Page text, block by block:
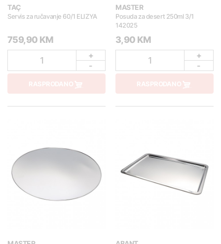
TAÇ
Servis za ručavanje 60/1 ELIZYA
759,90 KM
1
+
-
RASPRODANO
MASTER
Posuda za desert 250ml 3/1
142025
3,90 KM
1
+
-
RASPRODANO